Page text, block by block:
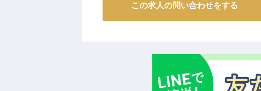
この求人の問い合わせをする